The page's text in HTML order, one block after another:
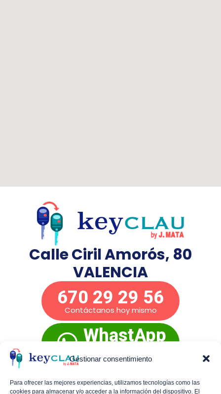
Gestionar consentimiento
Para ofrecer las mejores experiencias, utilizamos tecnologías como las
cookies para almacenar y/o acceder a la información del dispositivo. El
Calle Ciril Amorós, 80
VALENCIA
670 29 29 56
Contáctanos hoy mismo
WhastApp
inmediato